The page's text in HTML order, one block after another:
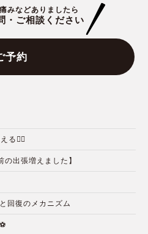
みなどありましたら
・ご相談ください
予約
る💆‍♂️
の出張増えました】
回復のメカニズム